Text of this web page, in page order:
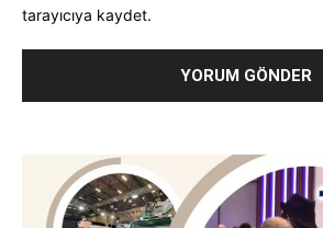
tarayıcıya kaydet.